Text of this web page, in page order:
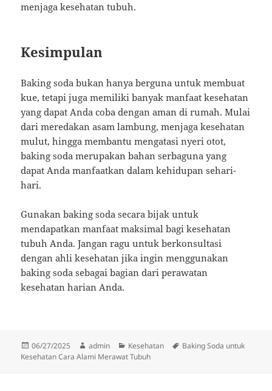
menjaga kesehatan tubuh.
Kesimpulan
Baking soda bukan hanya berguna untuk membuat
kue, tetapi juga memiliki banyak manfaat kesehatan
yang dapat Anda coba dengan aman di rumah. Mulai
dari meredakan asam lambung, menjaga kesehatan
mulut, hingga membantu mengatasi nyeri otot,
baking soda merupakan bahan serbaguna yang
dapat Anda manfaatkan dalam kehidupan sehari-
hari.
Gunakan baking soda secara bijak untuk
mendapatkan manfaat maksimal bagi kesehatan
tubuh Anda. Jangan ragu untuk berkonsultasi
dengan ahli kesehatan jika ingin menggunakan
baking soda sebagai bagian dari perawatan
kesehatan harian Anda.
Diposkan
pada
06/27/2025 Penulis
admin Kategori
Kesehatan Tag
Baking Soda untuk
Kesehatan Cara Alami Merawat Tubuh